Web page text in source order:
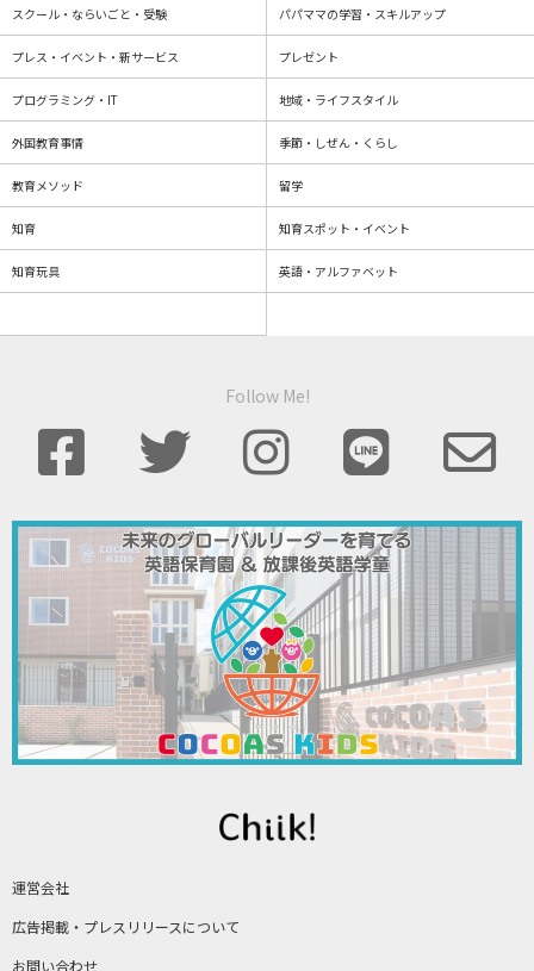
運営会社
広告掲載・プレスリリースについて
お問い合わせ
スクール・ならいごと・受験 パパママの学習・スキルアップ
プレス・イベント・新サービス プレゼント
プログラミング・IT 地域・ライフスタイル
外国教育事情 季節・しぜん・くらし
教育メソッド 留学
知育 知育スポット・イベント
知育玩具 英語・アルファベット
Follow Me!